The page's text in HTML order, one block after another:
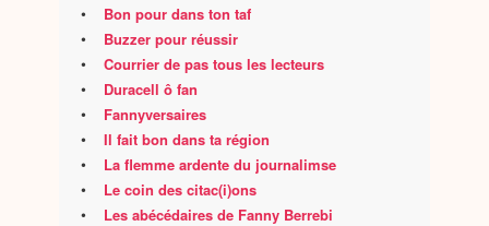
• Bon pour dans ton taf
• Buzzer pour réussir
• Courrier de pas tous les lecteurs
• Duracell ô fan
• Fannyversaires
• Il fait bon dans ta région
• La flemme ardente du journalimse
• Le coin des citac(i)ons
• Les abécédaires de Fanny Berrebi